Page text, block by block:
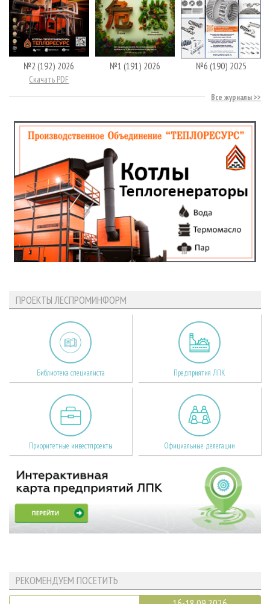
№2 (192) 2026
Скачать PDF
№1 (191) 2026 №6 (190) 2025
Все журналы
ПРОЕКТЫ ЛЕСПРОМИНФОРМ
Библиотека специалиста Предприятия ЛПК
Приоритетные инвестпроекты Официальные делегации
РЕКОМЕНДУЕМ ПОСЕТИТЬ